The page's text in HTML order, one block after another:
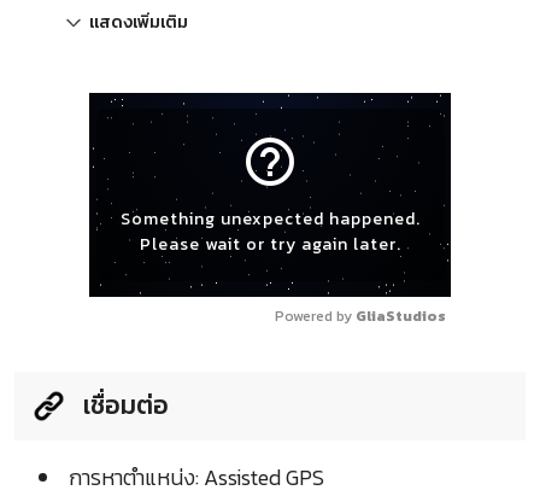
แสดงเพิ่มเติม
help_outline
Something unexpected happened.
Please wait or try again later.
Powered by GliaStudios
เชื่อมต่อ
การหาตำแหน่ง: Assisted GPS